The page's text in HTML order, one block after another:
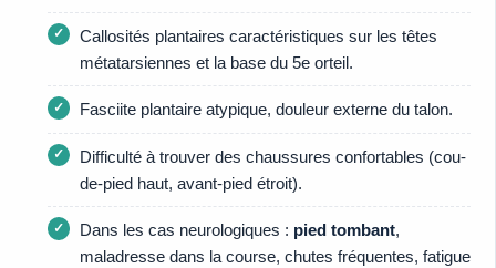
Callosités plantaires caractéristiques sur les têtes
métatarsiennes et la base du 5e orteil.
Fasciite plantaire atypique, douleur externe du talon.
Difficulté à trouver des chaussures confortables (cou-
de-pied haut, avant-pied étroit).
Dans les cas neurologiques : pied tombant,
maladresse dans la course, chutes fréquentes, fatigue